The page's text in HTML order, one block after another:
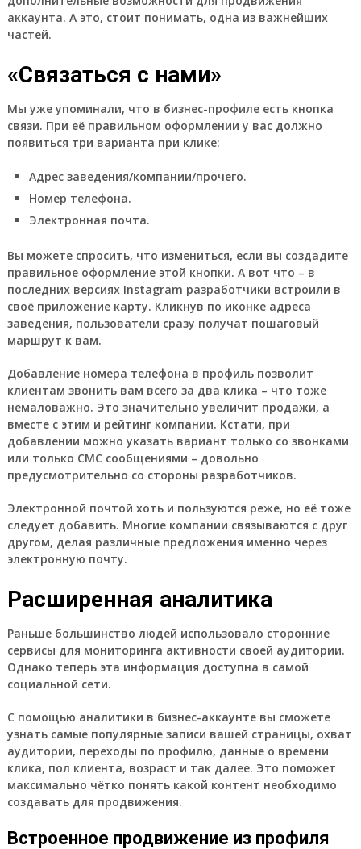
аккаунта. А это, стоит понимать, одна из важнейших
частей.
«Связаться с нами»
Мы уже упоминали, что в бизнес-профиле есть кнопка
связи. При её правильном оформлении у вас должно
появиться три варианта при клике:
Адрес заведения/компании/прочего.
Номер телефона.
Электронная почта.
Вы можете спросить, что измениться, если вы создадите
правильное оформление этой кнопки. А вот что – в
последних версиях Instagram разработчики встроили в
своё приложение карту. Кликнув по иконке адреса
заведения, пользователи сразу получат пошаговый
маршрут к вам.
Добавление номера телефона в профиль позволит
клиентам звонить вам всего за два клика – что тоже
немаловажно. Это значительно увеличит продажи, а
вместе с этим и рейтинг компании. Кстати, при
добавлении можно указать вариант только со звонками
или только СМС сообщениями – довольно
предусмотрительно со стороны разработчиков.
Электронной почтой хоть и пользуются реже, но её тоже
следует добавить. Многие компании связываются с друг
другом, делая различные предложения именно через
электронную почту.
Расширенная аналитика
Раньше большинство людей использовало сторонние
сервисы для мониторинга активности своей аудитории.
Однако теперь эта информация доступна в самой
социальной сети.
С помощью аналитики в бизнес-аккаунте вы сможете
узнать самые популярные записи вашей страницы, охват
аудитории, переходы по профилю, данные о времени
клика, пол клиента, возраст и так далее. Это поможет
максимально чётко понять какой контент необходимо
создавать для продвижения.
Встроенное продвижение из профиля